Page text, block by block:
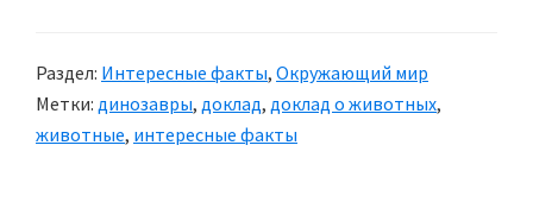
Раздел: Интересные факты, Окружающий мир
Метки: динозавры, доклад, доклад о животных,
животные, интересные факты